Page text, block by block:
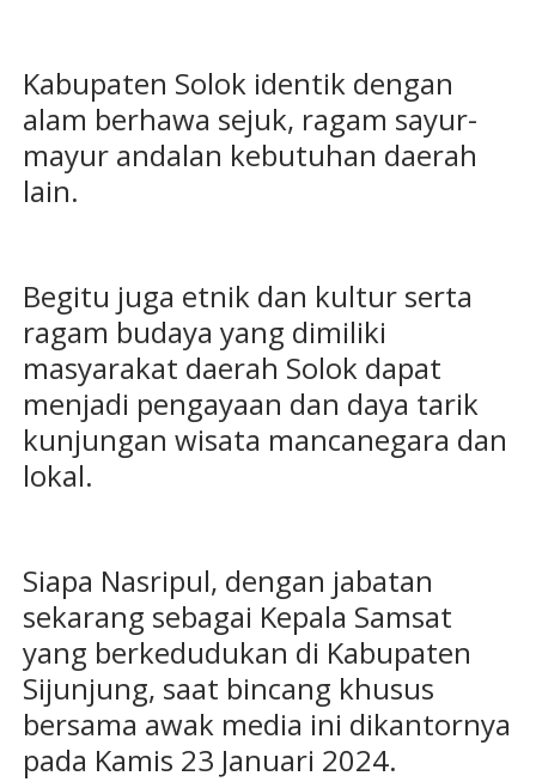
Kabupaten Solok identik dengan
alam berhawa sejuk, ragam sayur-
mayur andalan kebutuhan daerah
lain.
Begitu juga etnik dan kultur serta
ragam budaya yang dimiliki
masyarakat daerah Solok dapat
menjadi pengayaan dan daya tarik
kunjungan wisata mancanegara dan
lokal.
Siapa Nasripul, dengan jabatan
sekarang sebagai Kepala Samsat
yang berkedudukan di Kabupaten
Sijunjung, saat bincang khusus
bersama awak media ini dikantornya
pada Kamis 23 Januari 2024.